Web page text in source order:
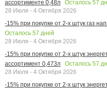
ассортименте 0,48л
Осталось 57
28 Июля - 4 Октября 2026
-15% при покупке от 2-х штук газ
Осталось 57 дней
28 Июля - 4 Октября 2026
-15% при покупке от 2-х штук
ассортимент 0,473л
Осталось 57
28 Июля - 4 Октября 2026
-15% при покупке от 2-х штук